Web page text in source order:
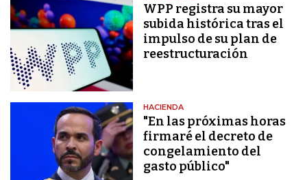
WPP registra su mayor
subida histórica tras el
impulso de su plan de
reestructuración
HACIENDA
"En las próximas horas
firmaré el decreto de
congelamiento del
gasto público"